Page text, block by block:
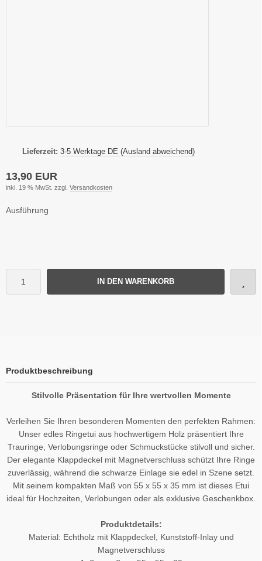
Lieferzeit: 3-5 Werktage DE (Ausland abweichend)
13,90 EUR
inkl. 19 % MwSt. zzgl. Versandkosten
Ausführung
IN DEN WARENKORB
Produktbeschreibung
Stilvolle Präsentation für Ihre wertvollen Momente
Verleihen Sie Ihren besonderen Momenten den perfekten Rahmen:
Unser edles Ringetui aus hochwertigem Holz präsentiert Ihre
Trauringe, Verlobungsringe oder Schmuckstücke stilvoll und sicher.
Der elegante Klappdeckel mit Magnetverschluss schützt Ihre Ringe
zuverlässig, während die schwarze Einlage sie edel in Szene setzt.
Mit seinem kompakten Maß von 55 x 55 x 35 mm ist dieses Etui
ideal für Hochzeiten, Verlobungen oder als exklusive Geschenkbox.
Produktdetails:
Material: Echtholz mit Klappdeckel, Kunststoff-Inlay und
Magnetverschluss